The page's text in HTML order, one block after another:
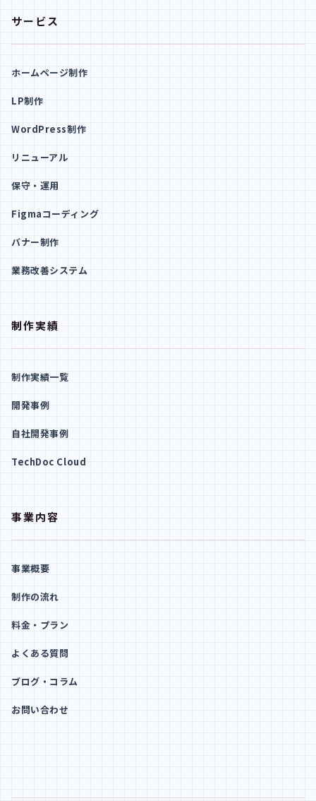
サービス
ホームページ制作
LP制作
WordPress制作
リニューアル
保守・運用
Figmaコーディング
バナー制作
業務改善システム
制作実績
制作実績一覧
開発事例
自社開発事例
TechDoc Cloud
事業内容
事業概要
制作の流れ
料金・プラン
よくある質問
ブログ・コラム
お問い合わせ